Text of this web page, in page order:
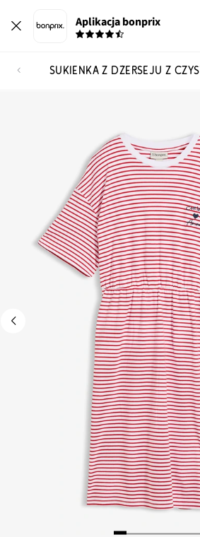
Aplikacja bonprix
SUKIENKA Z DŻERSEJU Z